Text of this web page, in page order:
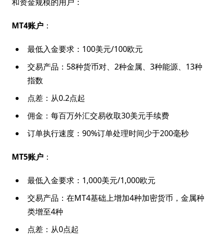
MT4账户 ：
最低入金要求：100美元/100欧元
交易产品：58种货币对、2种金属、3种能源、13种
指数
点差：从0.2点起
佣金：每百万外汇交易收取30美元手续费
订单执行速度：90%订单处理时间少于200毫秒
MT5账户 ：
最低入金要求：1,000美元/1,000欧元
交易产品：在MT4基础上增加4种加密货币，金属种
类增至4种
点差：从0点起